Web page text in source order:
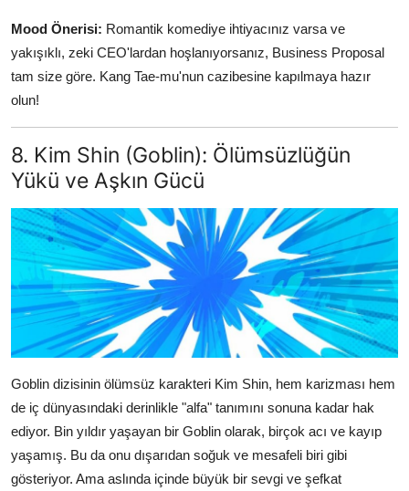
Mood Önerisi: Romantik komediye ihtiyacınız varsa ve
yakışıklı, zeki CEO'lardan hoşlanıyorsanız, Business Proposal
tam size göre. Kang Tae-mu'nun cazibesine kapılmaya hazır
olun!
8. Kim Shin (Goblin): Ölümsüzlüğün
Yükü ve Aşkın Gücü
Goblin dizisinin ölümsüz karakteri Kim Shin, hem karizması hem
de iç dünyasındaki derinlikle "alfa" tanımını sonuna kadar hak
ediyor. Bin yıldır yaşayan bir Goblin olarak, birçok acı ve kayıp
yaşamış. Bu da onu dışarıdan soğuk ve mesafeli biri gibi
gösteriyor. Ama aslında içinde büyük bir sevgi ve şefkat